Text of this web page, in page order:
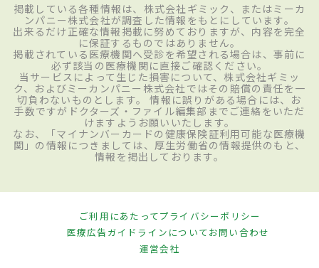
掲載している各種情報は、株式会社ギミック、またはミーカ
ンパニー株式会社が調査した情報をもとにしています。
出来るだけ正確な情報掲載に努めておりますが、内容を完全
に保証するものではありません。
掲載されている医療機関へ受診を希望される場合は、事前に
必ず該当の医療機関に直接ご確認ください。
当サービスによって生じた損害について、株式会社ギミッ
ク、およびミーカンパニー株式会社ではその賠償の責任を一
切負わないものとします。 情報に誤りがある場合には、お
手数ですがドクターズ・ファイル編集部までご連絡をいただ
けますようお願いいたします。
なお、「マイナンバーカードの健康保険証利用可能な医療機
関」の情報につきましては、厚生労働省の情報提供のもと、
情報を掲出しております。
ご利用にあたってプライバシーポリシー
医療広告ガイドラインについてお問い合わせ
運営会社